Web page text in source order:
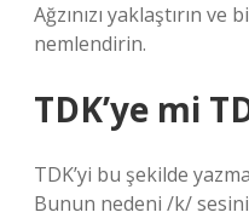
Ağzınızı yaklaştırın
nemlendirin.
TDK’ye mi
TDK’yi bu şekilde
Bunun nedeni /k/